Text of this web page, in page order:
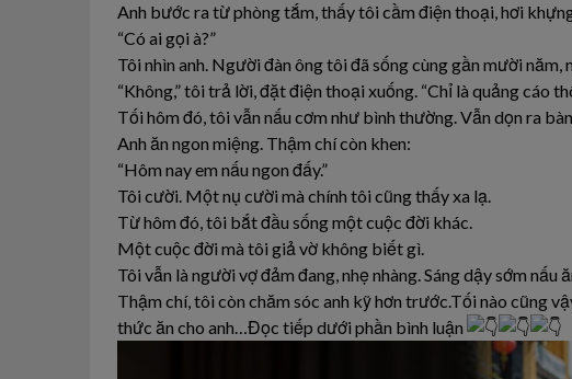
Anh bước ra từ phòng tắm, thấy tôi cầm điện thoại, hơi
“Có ai gọi à?”
Tôi nhìn anh. Người đàn ông tôi đã sống cùng gần mười
“Không,” tôi trả lời, đặt điện thoại xuống. “Chỉ là quảng cáo
Tối hôm đó, tôi vẫn nấu cơm như bình thường. Vẫn dọn ra
Anh ăn ngon miệng. Thậm chí còn khen:
“Hôm nay em nấu ngon đấy.”
Tôi cười. Một nụ cười mà chính tôi cũng thấy xa lạ.
Từ hôm đó, tôi bắt đầu sống một cuộc đời khác.
Một cuộc đời mà tôi giả vờ không biết gì.
Tôi vẫn là người vợ đảm đang, nhẹ nhàng. Sáng dậy sớm nấu
Thậm chí, tôi còn chăm sóc anh kỹ hơn trước.Tối nào cũng
thức ăn cho anh…Đọc tiếp dưới phần bình luận